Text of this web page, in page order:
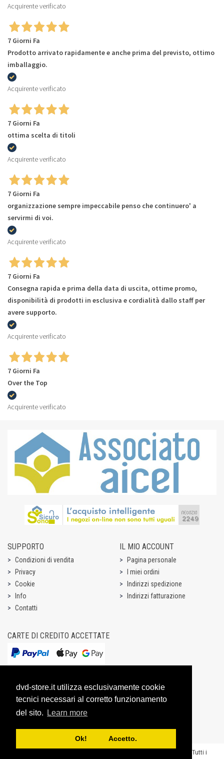
dvd-store.it utilizza esclusivamente cookie
tecnici necessari al corretto funzionamento
del sito.
Learn more
Ok! Accetto.
Acquirente verificato
7 Giorni Fa
Prodotto arrivato rapidamente e anche prima del previsto, ottimo
imballaggio.
Acquirente verificato
7 Giorni Fa
ottima scelta di titoli
Acquirente verificato
7 Giorni Fa
organizzazione sempre impeccabile penso che continuero' a
servirmi di voi.
Acquirente verificato
7 Giorni Fa
Consegna rapida e prima della data di uscita, ottime promo,
disponibilità di prodotti in esclusiva e cordialità dallo staff per
avere supporto.
Acquirente verificato
7 Giorni Fa
Over the Top
Acquirente verificato
SUPPORTO
Condizioni di vendita
Privacy
Cookie
Info
Contatti
IL MIO ACCOUNT
Pagina personale
I miei ordini
Indirizzi spedizione
Indirizzi fatturazione
CARTE DI CREDITO ACCETTATE
Copyright @ 2003-2026 Dream Entertainment S.r.l. - P.IVA 07531731003 - “Tutti i